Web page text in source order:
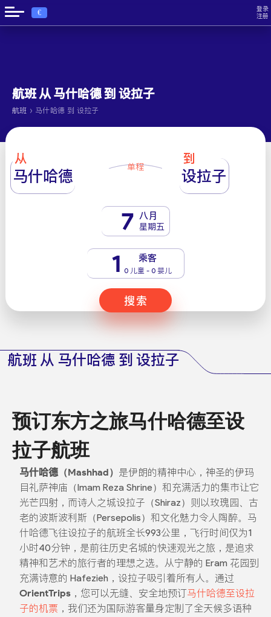
€
登录
注册
航班 从 马什哈德 到 设拉子
航班 › 马什哈德 到 设拉子
从
马什哈德 单程
到
设拉子
7 八月
星期五
1 乘客
0 儿童 - 0 婴儿
搜索
航班 从 马什哈德 到 设拉子
预订东方之旅马什哈德至设
拉子航班
马什哈德（Mashhad） 是伊朗的精神中心，神圣的伊玛
目礼萨神庙（Imam Reza Shrine）和充满活力的集市让它
光芒四射，而诗人之城设拉子（Shiraz）则以玫瑰园、古
老的波斯波利斯（Persepolis）和文化魅力令人陶醉。马
什哈德飞往设拉子的航班全长993公里，飞行时间仅为1
小时40分钟，是前往历史名城的快速观光之旅，是追求
精神和艺术的旅行者的理想之选。从宁静的 Eram 花园到
充满诗意的 Hafezieh，设拉子吸引着所有人。通过
OrientTrips，您可以无缝、安全地预订马什哈德至设拉
子的机票 ，我们还为国际游客量身定制了全天候多语种